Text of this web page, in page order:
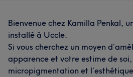
Bienvenue chez Kamilla Penkal,
installé à Uccle.
Si vous cherchez un moyen
apparence et votre estime de
micropigmentation et